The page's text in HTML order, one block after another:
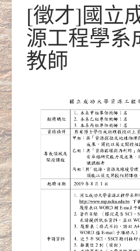
[徵才]國立
源工程學系
教師